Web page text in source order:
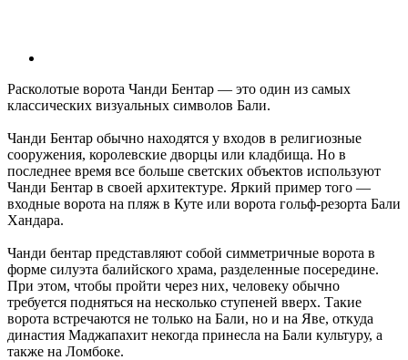
Расколотые ворота Чанди Бентар — это один из самых
классических визуальных символов Бали.
Чанди Бентар обычно находятся у входов в религиозные
сооружения, королевские дворцы или кладбища. Но в
последнее время все больше светских объектов используют
Чанди Бентар в своей архитектуре. Яркий пример того —
входные ворота на пляж в Куте или ворота гольф-резорта Бали
Хандара.
Чанди бентар представляют собой симметричные ворота в
форме силуэта балийского храма, разделенные посередине.
При этом, чтобы пройти через них, человеку обычно
требуется подняться на несколько ступеней вверх. Такие
ворота встречаются не только на Бали, но и на Яве, откуда
династия Маджапахит некогда принесла на Бали культуру, а
также на Ломбоке.